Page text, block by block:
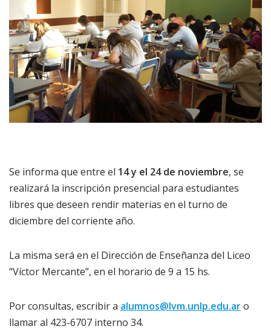
Se informa que entre el 14 y el 24 de noviembre, se
realizará la inscripción presencial para estudiantes
libres que deseen rendir materias en el turno de
diciembre del corriente año.
La misma será en el Dirección de Enseñanza del Liceo
“Víctor Mercante”, en el horario de 9 a 15 hs.
Por consultas, escribir a alumnos@lvm.unlp.edu.aro
llamar al 423-6707 interno 34.